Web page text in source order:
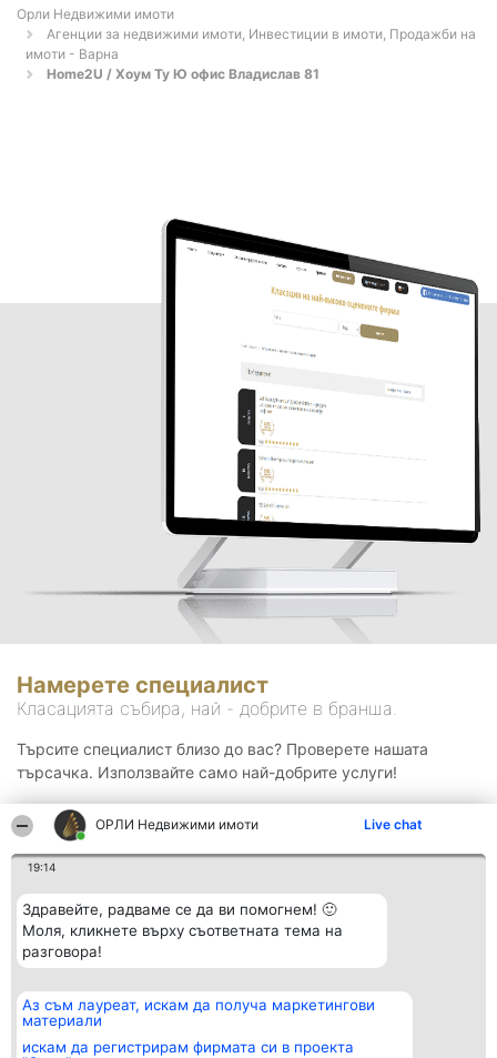
ОРЛИ Недвижими имоти Live chat
19:14
Здравейте, радваме се да ви помогнем! 🙂
Моля, кликнете върху съответната тема на
разговора!
Аз съм лауреат, искам да получа маркетингови
материали
искам да регистрирам фирмата си в проекта
Орли Недвижими имоти
Агенции за недвижими имоти, Инвестиции в имоти, Продажби на
имоти - Варна
Home2U / Хоум Ту Ю офис Владислав 81
Намерете специалист
Класацията събира, най - добрите в бранша.
Търсите специалист близо до вас? Проверете нашата
търсачка. Използвайте само най-добрите услуги!
Организатор на
класиране
BulevardulAleea Timișul De
Класация
всички
Контакти